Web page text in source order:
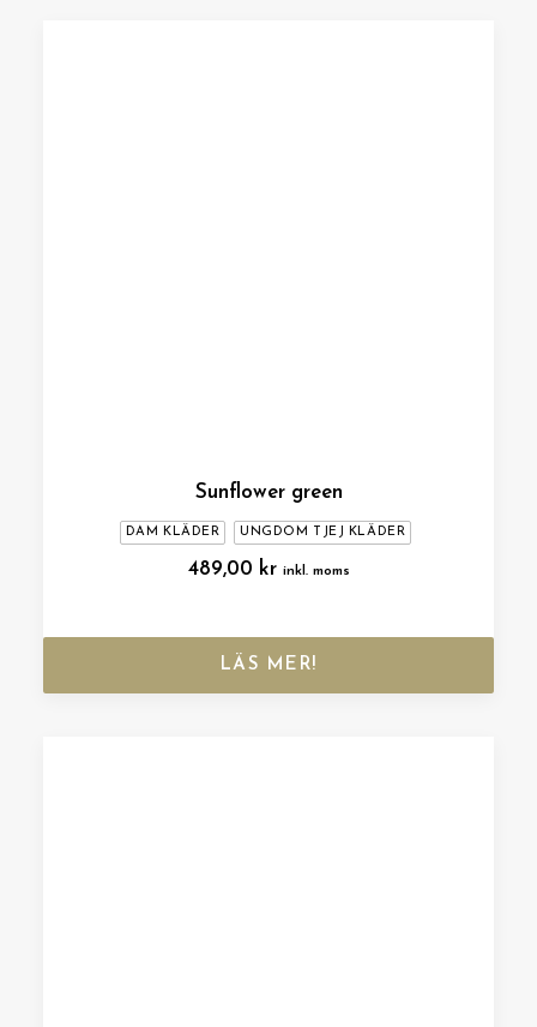
Sunflower green
DAM KLÄDER UNGDOM TJEJ KLÄDER
489,00 kr inkl. moms
LÄS MER!